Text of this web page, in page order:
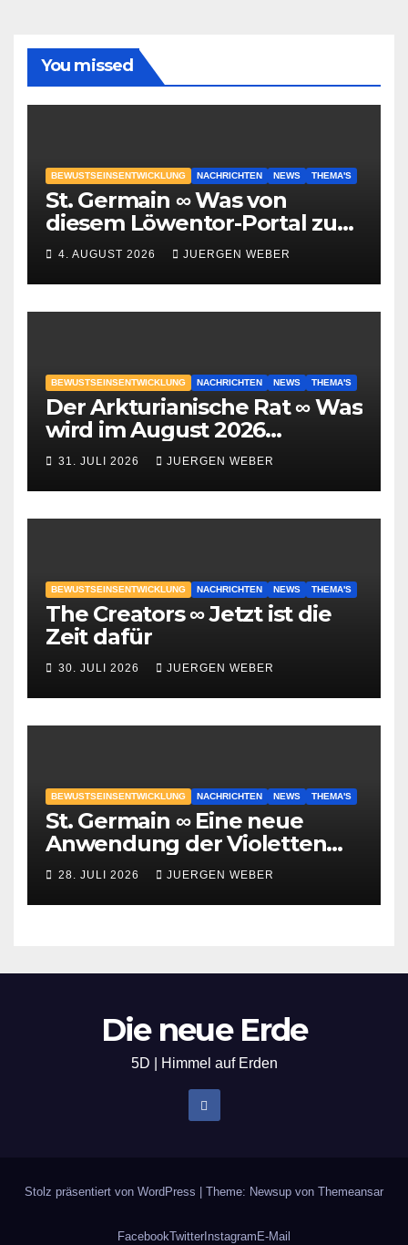
You missed
BEWUSTSEINSENTWICKLUNG NACHRICHTEN NEWS THEMA'S
St. Germain ∞ Was von
diesem Löwentor-Portal zu
erwarten ist
4. AUGUST 2026 JUERGEN WEBER
BEWUSTSEINSENTWICKLUNG NACHRICHTEN NEWS THEMA'S
Der Arkturianische Rat ∞ Was
wird im August 2026
geschehen?
31. JULI 2026 JUERGEN WEBER
BEWUSTSEINSENTWICKLUNG NACHRICHTEN NEWS THEMA'S
The Creators ∞ Jetzt ist die
Zeit dafür
30. JULI 2026 JUERGEN WEBER
BEWUSTSEINSENTWICKLUNG NACHRICHTEN NEWS THEMA'S
St. Germain ∞ Eine neue
Anwendung der Violetten
Flamme
28. JULI 2026 JUERGEN WEBER
Die neue Erde
5D | Himmel auf Erden
Stolz präsentiert von WordPress Theme: Newsup von Themeansar
FacebookTwitterInstagramE-Mail